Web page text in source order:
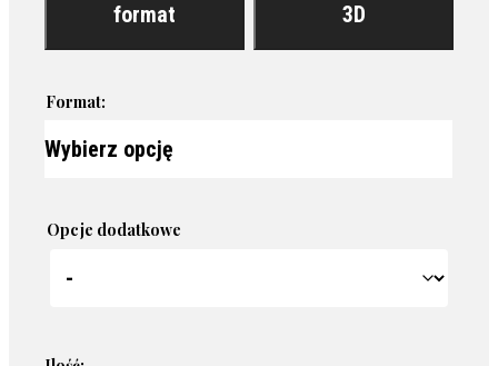
format
3D
Format:
Opcje dodatkowe